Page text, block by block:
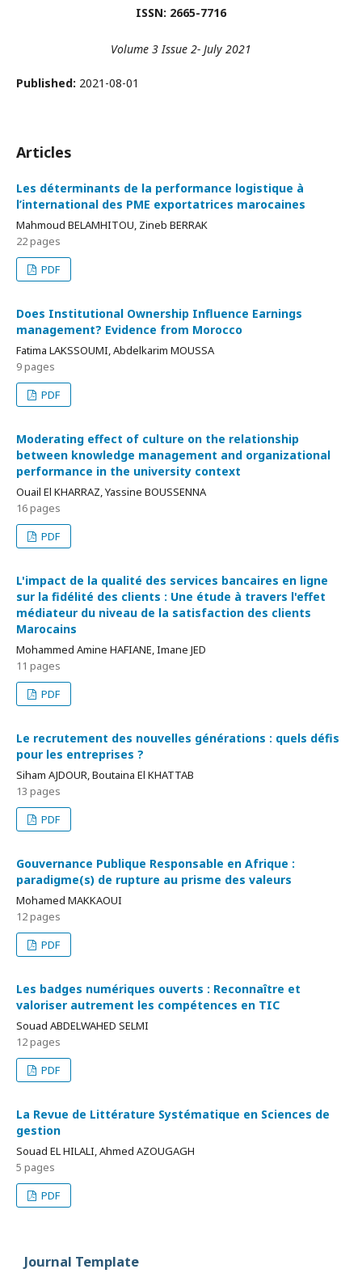
ISSN: 2665-7716
Volume 3 Issue 2- July 2021
Published: 2021-08-01
Articles
Les déterminants de la performance logistique à
l’international des PME exportatrices marocaines
Mahmoud BELAMHITOU, Zineb BERRAK
22 pages
PDF
Does Institutional Ownership Influence Earnings
management? Evidence from Morocco
Fatima LAKSSOUMI, Abdelkarim MOUSSA
9 pages
PDF
Moderating effect of culture on the relationship
between knowledge management and organizational
performance in the university context
Ouail El KHARRAZ, Yassine BOUSSENNA
16 pages
PDF
L'impact de la qualité des services bancaires en ligne
sur la fidélité des clients : Une étude à travers l'effet
médiateur du niveau de la satisfaction des clients
Marocains
Mohammed Amine HAFIANE, Imane JED
11 pages
PDF
Le recrutement des nouvelles générations : quels défis
pour les entreprises ?
Siham AJDOUR, Boutaina El KHATTAB
13 pages
PDF
Gouvernance Publique Responsable en Afrique :
paradigme(s) de rupture au prisme des valeurs
Mohamed MAKKAOUI
12 pages
PDF
Les badges numériques ouverts : Reconnaître et
valoriser autrement les compétences en TIC
Souad ABDELWAHED SELMI
12 pages
PDF
La Revue de Littérature Systématique en Sciences de
gestion
Souad EL HILALI, Ahmed AZOUGAGH
5 pages
PDF
Journal Template